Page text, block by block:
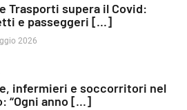
Trasporti supera il Covid:
e passeggeri [...]
2026
infermieri e soccorritori nel
“Ogni anno [...]